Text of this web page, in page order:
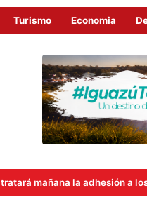
Turismo Economia
a los controles